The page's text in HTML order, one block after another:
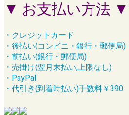
▼ お支払い方法 ▼
・クレジットカード
・後払い(コンビニ・銀行・郵便局)
・前払い(銀行・郵便局)
・売掛け(翌月末払い,上限なし)
・PayPal
・代引き(到着時払い)手数料￥390